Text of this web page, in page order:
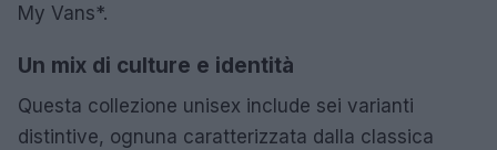
My Vans*.
Un mix di culture e identità
Questa collezione unisex include sei varianti
distintive, ognuna caratterizzata dalla classica